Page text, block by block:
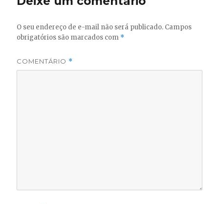
O seu endereço de e-mail não será publicado. Campos
obrigatórios são marcados com *
COMENTÁRIO *